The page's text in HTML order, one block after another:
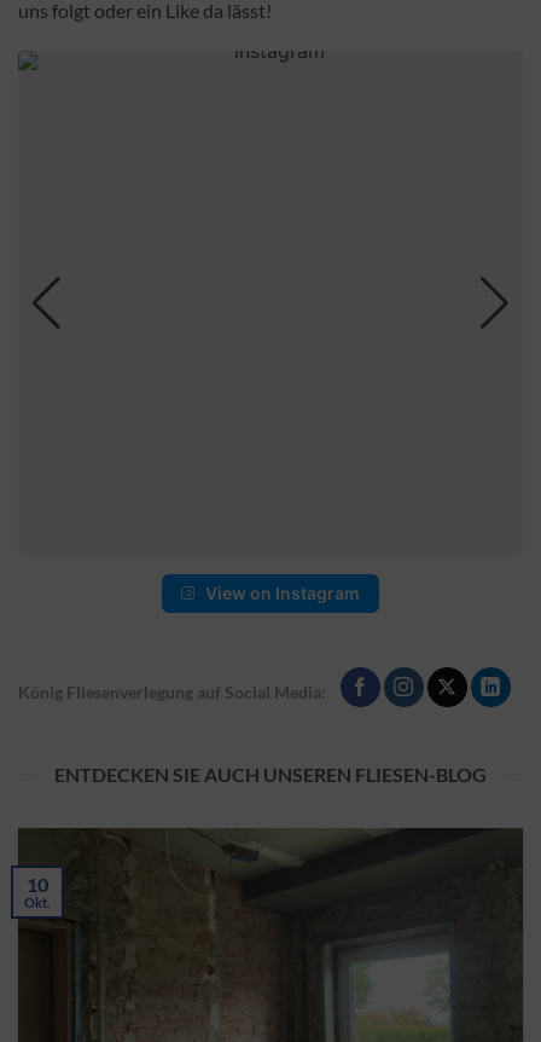
uns folgt oder ein Like da lässt!
View on Instagram
König Fliesenverlegung auf Social Media:
ENTDECKEN SIE AUCH UNSEREN FLIESEN-BLOG
10
Okt.